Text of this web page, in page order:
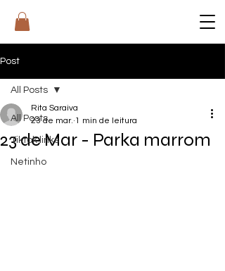
RIT
Post
All Posts
Tiktok links
Netinho
All Posts
23 de Mar - Parka marrom
Rita Saraiva
23 de mar. 1 min de leitura